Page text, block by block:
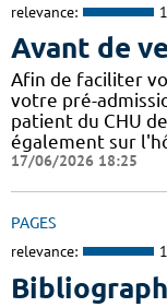
relevance:
Avant de
Afin de faciliter
votre pré-
patient du CHU
également sur
17/06/2026 18:25
PAGES
relevance: